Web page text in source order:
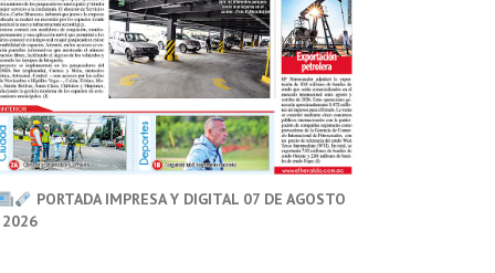
PORTADA IMPRESA Y DIGITAL 07 DE AGOSTO
2026